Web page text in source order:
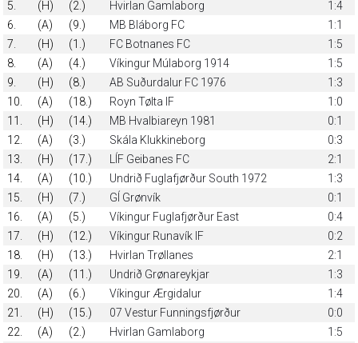
5.
(H) (2.) Hvirlan Gamlaborg
1:4
6.
(A) (9.) MB Bláborg FC
1:1
7.
(H) (1.) FC Botnanes FC
1:5
8.
(A) (4.) Víkingur Múlaborg 1914
1:5
9.
(H) (8.) AB Suðurdalur FC 1976
1:3
10.
(A) (18.) Royn Tølta IF
1:0
11.
(H) (14.) MB Hvalbiareyn 1981
0:1
12.
(A) (3.) Skála Klukkineborg
0:3
13.
(H) (17.) LÍF Geibanes FC
2:1
14.
(A) (10.) Undrið Fuglafjørður South 1972
1:3
15.
(H) (7.) GÍ Grønvík
0:1
16.
(A) (5.) Víkingur Fuglafjørður East
0:4
17.
(H) (12.) Víkingur Runavík IF
0:2
18.
(H) (13.) Hvirlan Trøllanes
2:1
19.
(A) (11.) Undrið Grønareykjar
1:3
20.
(A) (6.) Víkingur Ærgidalur
1:4
21.
(H) (15.) 07 Vestur Funningsfjørður
0:0
22.
(A) (2.) Hvirlan Gamlaborg
1:5